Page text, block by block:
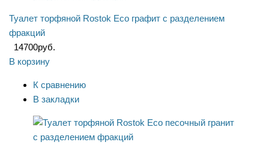
Туалет торфяной Rostok Eco графит с разделением
фракций
14700руб.
В корзину
К сравнению
В закладки